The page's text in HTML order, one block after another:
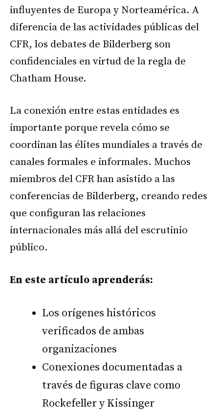
influyentes de Europa y Norteamérica. A
diferencia de las actividades públicas del
CFR, los debates de Bilderberg son
confidenciales en virtud de la regla de
Chatham House.
La conexión entre estas entidades es
importante porque revela cómo se
coordinan las élites mundiales a través de
canales formales e informales. Muchos
miembros del CFR han asistido a las
conferencias de Bilderberg, creando redes
que configuran las relaciones
internacionales más allá del escrutinio
público.
En este artículo aprenderás:
Los orígenes históricos
verificados de ambas
organizaciones
Conexiones documentadas a
través de figuras clave como
Rockefeller y Kissinger